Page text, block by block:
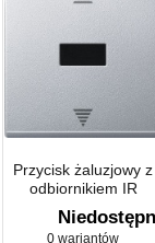
Przycisk żaluzjowy z
odbiornikiem IR
i przyłączem czujnika
Sys M
0 wariantów